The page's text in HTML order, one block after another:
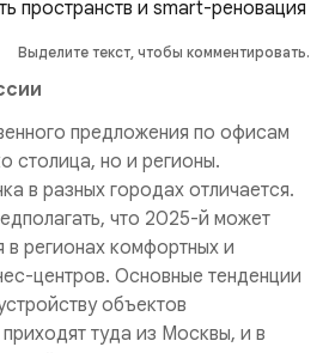
Выделите текст, чтобы комментировать.
предложения по офисам
столица, но и регионы.
в разных городах отличается.
что 2025-й может
в регионах комфортных и
центров. Основные тенденции
объектов
туда из Москвы, и в